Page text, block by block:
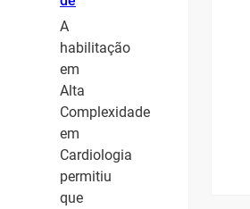
A
habilitação
em
Alta
Complexidade
em
Cardiologia
permitiu
que